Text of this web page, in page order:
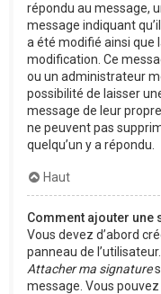
répondu au message,
message indiquant
a été modifié ainsi que
modification. Ce
ou un administrateur
possibilité de laisser
message de leur
ne peuvent pas
quelqu’un y a répondu.
Haut
Comment ajouter une
Vous devez d’abord
panneau de
Attacher ma signature
message. Vous